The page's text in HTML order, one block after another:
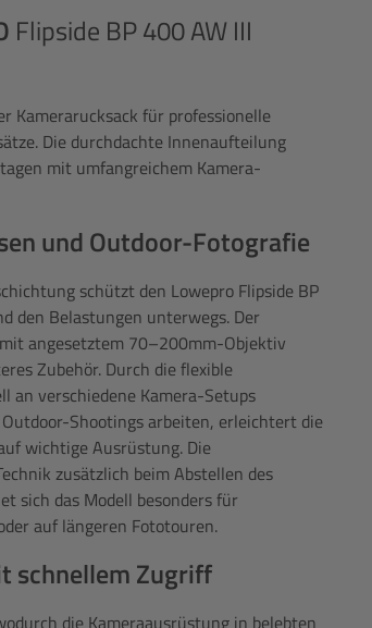
Flipside BP 400 AW III
Kamerarucksack für professionelle
Die durchdachte Innenaufteilung
mit umfangreichem Kamera-
und Outdoor-Fotografie
schützt den Lowepro Flipside BP
den Belastungen unterwegs. Der
angesetztem 70–200mm-Objektiv
Zubehör. Durch die flexible
an verschiedene Kamera-Setups
Shootings arbeiten, erleichtert die
wichtige Ausrüstung. Die
zusätzlich beim Abstellen des
sich das Modell besonders für
auf längeren Fototouren.
schnellem Zugriff